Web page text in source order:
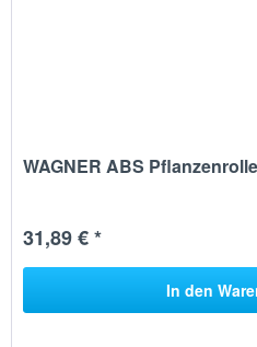
WAGNER ABS
31,89 € *
In den